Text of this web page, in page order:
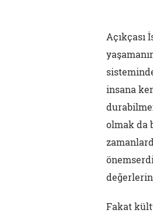
Açıkçası
insana
olmak da
Fakat